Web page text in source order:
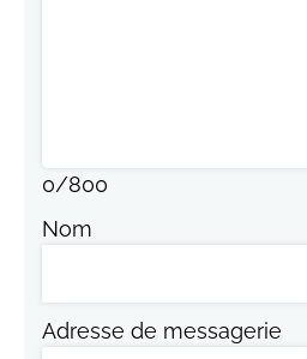
0/800
Nom
Adresse de messagerie